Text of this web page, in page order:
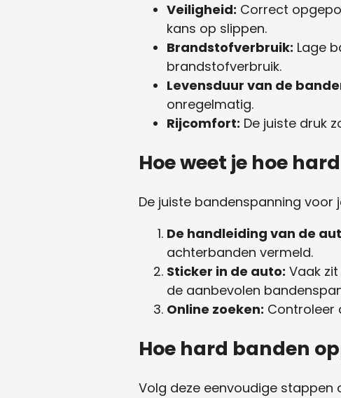
Veiligheid: Correct
kans op slippen.
Brandstofverbruik: Lage
brandstofverbruik.
Levensduur van de
onregelmatig.
Rijcomfort: De juiste druk
Hoe weet je hoe
De juiste bandenspanning voor
De handleiding van de
achterbanden vermeld.
Sticker in de auto: Vaak
de aanbevolen
Online zoeken: Controleer
Hoe hard banden
Volg deze eenvoudige